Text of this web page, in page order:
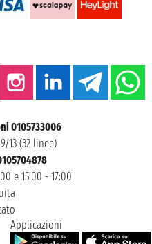
0105733006
13 (32 linee)
e 15:00 - 17:00
Applicazioni